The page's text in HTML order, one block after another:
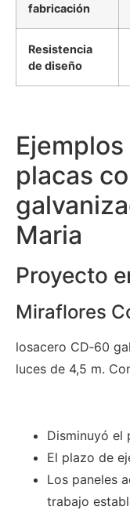
fabricación
Resistencia
de diseño
placas
Maria
Proyecto
Miraflores
losacero CD‑60
luces de 4,5 m.
Disminuyó el
El plazo de
Los paneles
trabajo